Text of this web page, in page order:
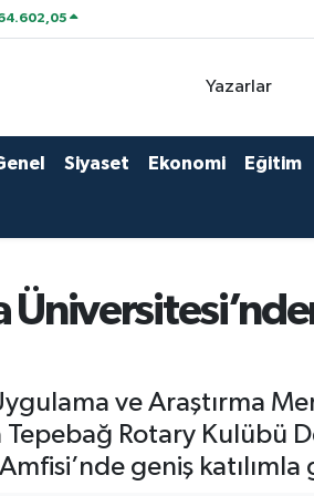
Yazarlar
Siyaset Ekonomi Eğitim
ve Araştırma
Rotary Kulübü
geniş